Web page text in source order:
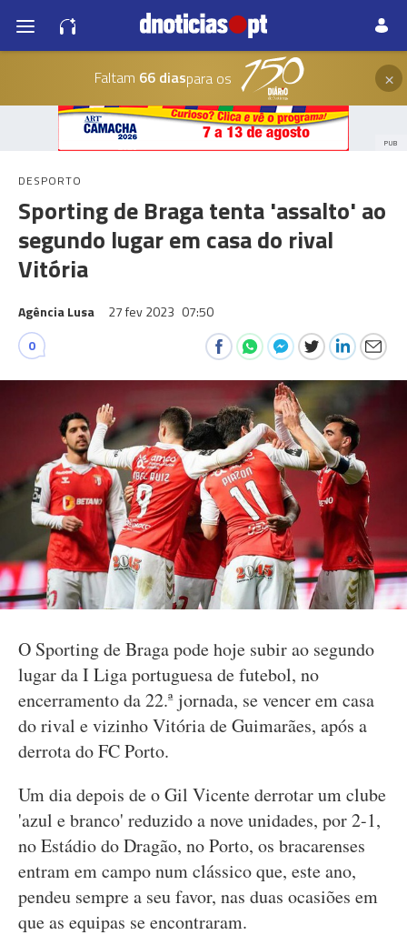
Faltam 66 diaspara os ×
PUB
DESPORTO
Sporting de Braga tenta 'assalto' ao
segundo lugar em casa do rival
Vitória
Agência Lusa 27 fev 2023 07:50
0
O Sporting de Braga pode hoje subir ao segundo
lugar da I Liga portuguesa de futebol, no
encerramento da 22.ª jornada, se vencer em casa
do rival e vizinho Vitória de Guimarães, após a
derrota do FC Porto.
Um dia depois de o Gil Vicente derrotar um clube
'azul e branco' reduzido a nove unidades, por 2-1,
no Estádio do Dragão, no Porto, os bracarenses
entram em campo num clássico que, este ano,
pendeu sempre a seu favor, nas duas ocasiões em
que as equipas se encontraram.